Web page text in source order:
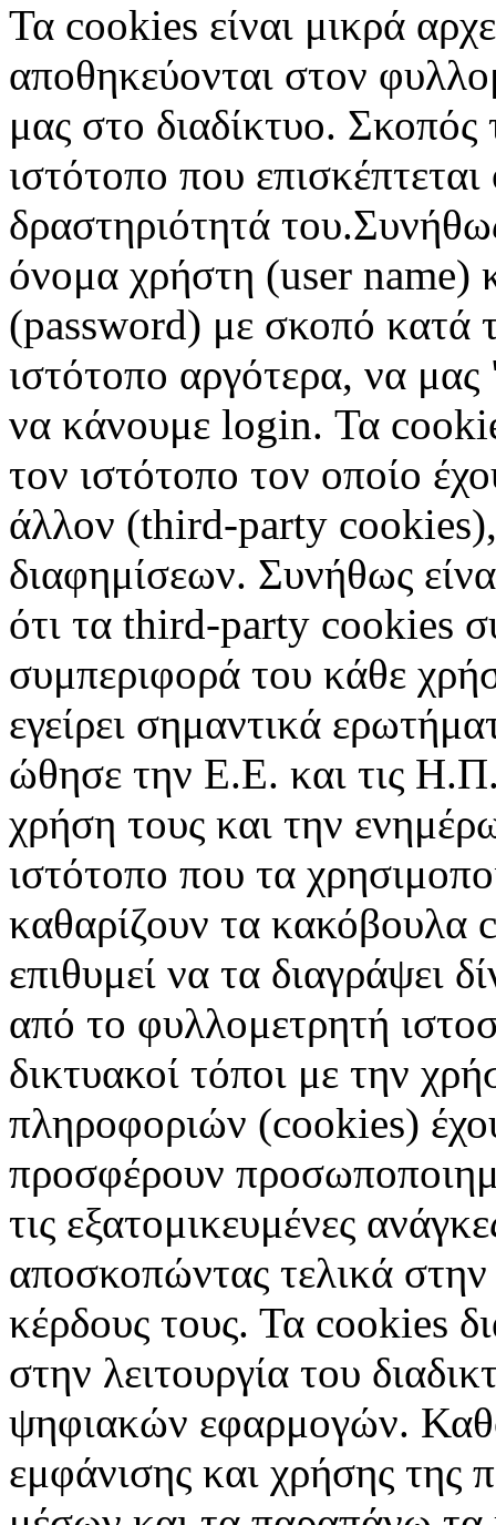
Τα cookies είναι μικρά
αποθηκεύονται στον
μας στο διαδίκτυο. Σκοπός
ιστότοπο που
δραστηριότητά
όνομα χρήστη (user name)
(password) με σκοπό κατά
ιστότοπο αργότερα, να μας
να κάνουμε login. Τα
τον ιστότοπο τον οποίο
άλλον (third-party
διαφημίσεων. Συνήθως
ότι τα third-party cookies
συμπεριφορά του κάθε
εγείρει σημαντικά
ώθησε την Ε.Ε. και τις
χρήση τους και την
ιστότοπο που τα
καθαρίζουν τα κακόβουλα
επιθυμεί να τα διαγράψει
από το φυλλομετρητή
δικτυακοί τόποι με την
πληροφοριών (cookies)
προσφέρουν
τις εξατομικευμένες
αποσκοπώντας τελικά
κέρδους τους. Τα cookies
στην λειτουργία του
ψηφιακών εφαρμογών.
εμφάνισης και χρήσης της